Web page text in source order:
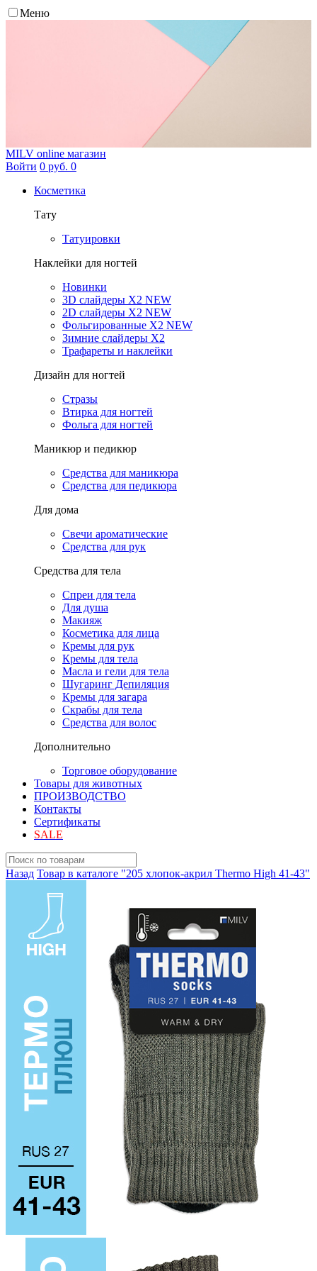
Меню
MILV online магазин
Войти 0 руб. 0
Косметика
Тату
Татуировки
Наклейки для ногтей
Новинки
3D слайдеры X2 NEW
2D слайдеры X2 NEW
Фольгированные X2 NEW
Зимние слайдеры Х2
Трафареты и наклейки
Дизайн для ногтей
Стразы
Втирка для ногтей
Фольга для ногтей
Маникюр и педикюр
Средства для маникюра
Средства для педикюра
Для дома
Свечи ароматические
Средства для рук
Средства для тела
Спреи для тела
Для душа
Макияж
Косметика для лица
Кремы для рук
Кремы для тела
Масла и гели для тела
Шугаринг Депиляция
Кремы для загара
Скрабы для тела
Средства для волос
Дополнительно
Торговое оборудование
Товары для животных
ПРОИЗВОДСТВО
Контакты
Сертификаты
SALE
Назад Товар в каталоге "205 хлопок-акрил Thermo High 41-43"